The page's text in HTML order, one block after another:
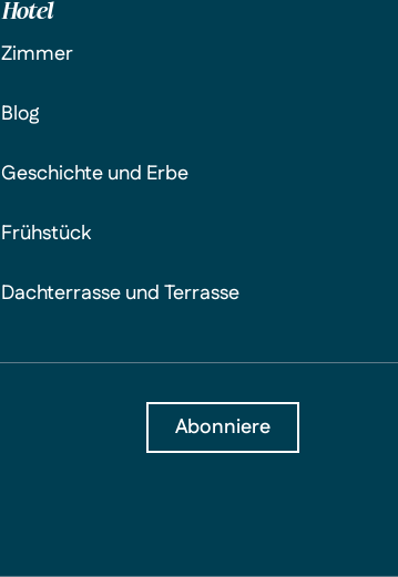
Hotel
Zimmer
Blog
Geschichte und Erbe
Frühstück
Dachterrasse und Terrasse
Abonniere